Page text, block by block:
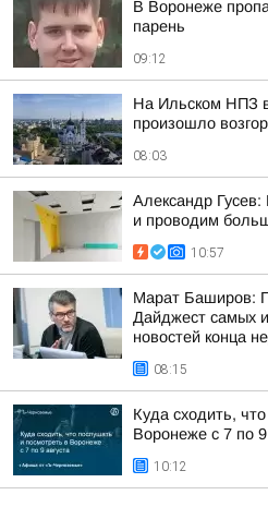
В Воронеже
парень
09:12
На Ильском НПЗ
произошло
08:03
Александр Гусев:
и проводим
10:57
Марат Баширов:
Дайджест самых
новостей конца
08:15
Куда сходить,
Воронеже с 7 по 9
10:12